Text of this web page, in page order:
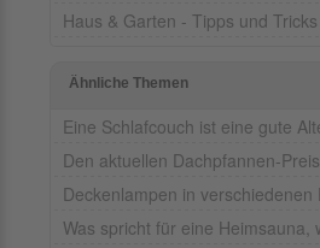
Haus & Garten - Tipps und Tricks
Ähnliche Themen
Eine Schlafcouch ist eine gute
Den aktuellen Dachpfannen-
Deckenlampen in
Was spricht für eine Heimsauna,